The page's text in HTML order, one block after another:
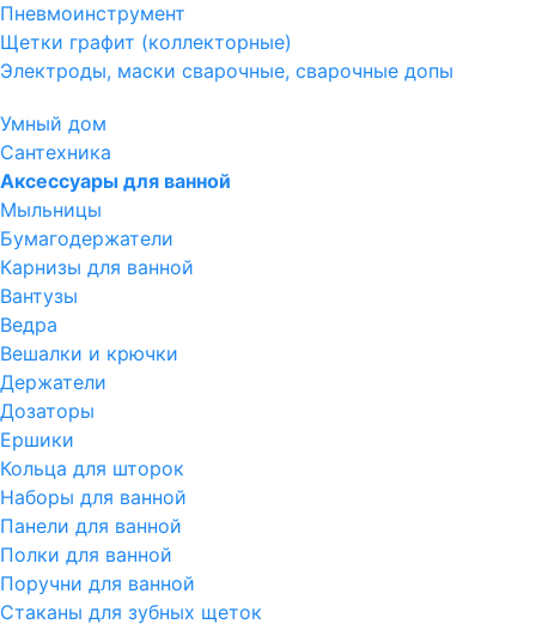
Пневмоинструмент
Щетки графит (коллекторные)
Электроды, маски сварочные, сварочные допы
Умный дом
Сантехника
Аксессуары для ванной
Мыльницы
Бумагодержатели
Карнизы для ванной
Вантузы
Ведра
Вешалки и крючки
Держатели
Дозаторы
Ершики
Кольца для шторок
Наборы для ванной
Панели для ванной
Полки для ванной
Поручни для ванной
Стаканы для зубных щеток